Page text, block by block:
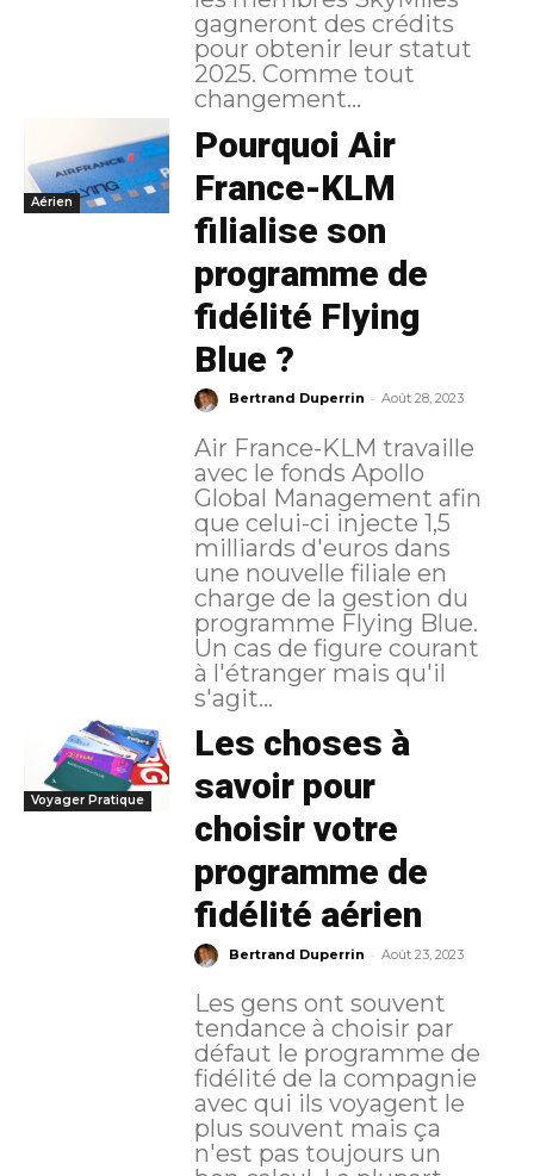
gagneront des crédits
pour obtenir leur statut
2025. Comme tout
changement...
Aérien
Pourquoi Air
France-KLM
filialise son
programme de
fidélité Flying
Blue ?
Bertrand Duperrin - Août 28, 2023
Air France-KLM travaille
avec le fonds Apollo
Global Management afin
que celui-ci injecte 1,5
milliards d'euros dans
une nouvelle filiale en
charge de la gestion du
programme Flying Blue.
Un cas de figure courant
à l'étranger mais qu'il
s'agit...
Voyager Pratique
Les choses à
savoir pour
choisir votre
programme de
fidélité aérien
Bertrand Duperrin - Août 23, 2023
Les gens ont souvent
tendance à choisir par
défaut le programme de
fidélité de la compagnie
avec qui ils voyagent le
plus souvent mais ça
n'est pas toujours un